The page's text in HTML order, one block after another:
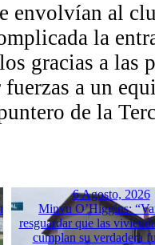
envolvían al
la
gracias a las
a un
de la
6 Agosto, 2026
Minvu O’Higgins:
resguardar que las
cumplan su verdadera